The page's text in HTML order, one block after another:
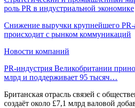
роль PR в индустриальной экономике
Снижение выручки крупнейшего PR-
происходит с рынком коммуникаций
Новости компаний
PR-индустрия Великобритании
млрд и поддерживает 95 тысяч…
Британская отрасль связей с
создаёт около £7,1 млрд валовой